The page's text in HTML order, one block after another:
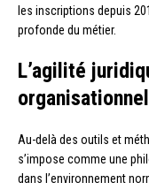
les inscriptions depuis
profonde du métier.
L’agilité
Au-delà des outils et
s’impose comme une
dans l’environnement